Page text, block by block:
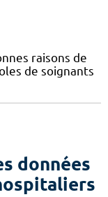
raisons de
de soignants
données